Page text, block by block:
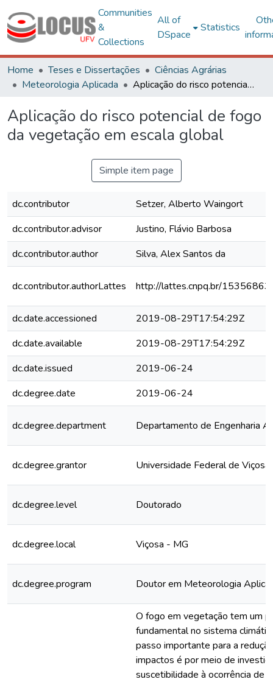
Communities
&
Collections
All of
DSpace
Statistics
Home Teses e Dissertações
Ciências Agrárias
Meteorologia Aplicada
Aplicação do risco potencial de fogo da vegetação em escala global
Aplicação do risco potencial de fogo
da vegetação em escala global
Simple item page
dc.contributor
Setzer, Alberto Waingort
dc.contributor.advisor
Justino, Flávio Barbosa
dc.contributor.author
Silva, Alex Santos da
dc.contributor.authorLattes http://lattes.cnpq.br/
dc.date.accessioned
2019-08-29T17:54:29Z
dc.date.available
2019-08-29T17:54:29Z
dc.date.issued
2019-06-24
dc.degree.date
2019-06-24
dc.degree.department Departamento de Engenharia
dc.degree.grantor Universidade Federal de Viçosa
dc.degree.level Doutorado
dc.degree.local Viçosa - MG
dc.degree.program Doutor em Meteorologia
O fogo em vegetação tem um
fundamental no sistema
passo importante para a
impactos é por meio de
suscetibilidade à ocorrência de